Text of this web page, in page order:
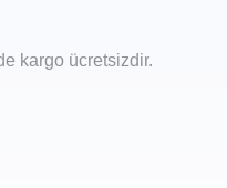
kargo ücretsizdir.